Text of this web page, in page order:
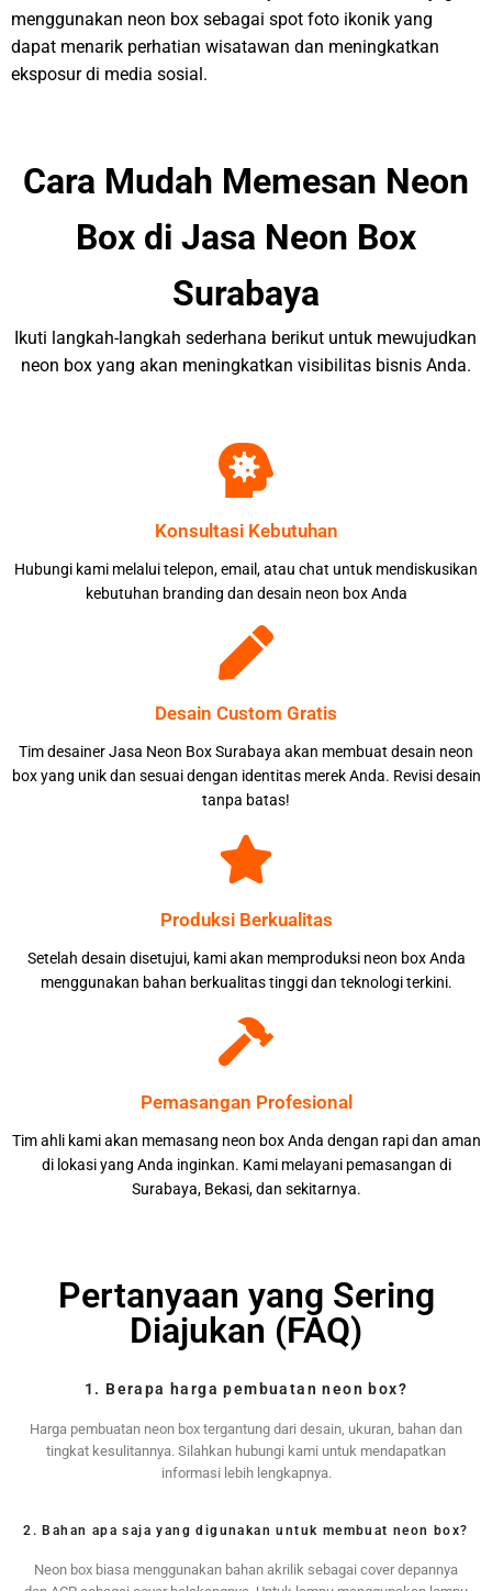
menggunakan neon box sebagai spot foto ikonik yang
dapat menarik perhatian wisatawan dan meningkatkan
eksposur di media sosial.
Cara Mudah Memesan Neon
Box di Jasa Neon Box
Surabaya
Ikuti langkah-langkah sederhana berikut untuk mewujudkan
neon box yang akan meningkatkan visibilitas bisnis Anda.
Konsultasi Kebutuhan
Hubungi kami melalui telepon, email, atau chat untuk mendiskusikan
kebutuhan branding dan desain neon box Anda
Desain Custom Gratis
Tim desainer Jasa Neon Box Surabaya akan membuat desain neon
box yang unik dan sesuai dengan identitas merek Anda. Revisi desain
tanpa batas!
Produksi Berkualitas
Setelah desain disetujui, kami akan memproduksi neon box Anda
menggunakan bahan berkualitas tinggi dan teknologi terkini.
Pemasangan Profesional
Tim ahli kami akan memasang neon box Anda dengan rapi dan aman
di lokasi yang Anda inginkan. Kami melayani pemasangan di
Surabaya, Bekasi, dan sekitarnya.
Pertanyaan yang Sering
Diajukan (FAQ)
1. Berapa harga pembuatan neon box?
Harga pembuatan neon box tergantung dari desain, ukuran, bahan dan
tingkat kesulitannya. Silahkan hubungi kami untuk mendapatkan
informasi lebih lengkapnya.
2. Bahan apa saja yang digunakan untuk membuat neon box?
Neon box biasa menggunakan bahan akrilik sebagai cover depannya